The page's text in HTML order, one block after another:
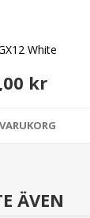
White
kr
ÄVEN